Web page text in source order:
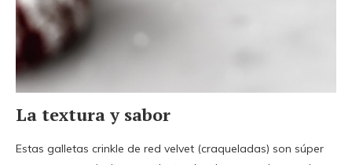
La textura y sabor
Estas galletas crinkle de red velvet (craqueladas) son súper